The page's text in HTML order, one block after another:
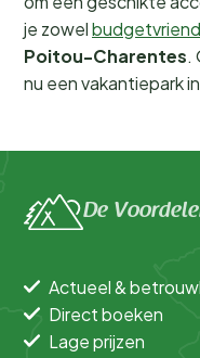
je zowel
Poitou-Charentes.
nu een vakantiepark
De
Actueel &
Direct boeken
Lage prijzen